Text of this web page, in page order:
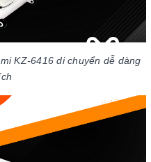
KZ-6416 di chuyển dễ dàng